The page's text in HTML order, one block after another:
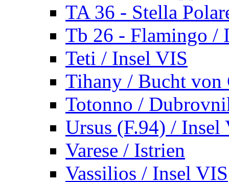
TA 36 - Stella
Tb 26 - Flamingo /
Teti / Insel VIS
Tihany / Bucht von
Totonno /
Ursus (F.94) / Insel
Varese / Istrien
Vassilios / Insel VIS